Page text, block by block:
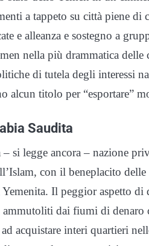
a tappeto su città piene
e alleanza e sostegno a
nella più drammatica
di tutela degli interessi
alcun titolo per “esportare”
Saudita
– si legge ancora – nazione
con il beneplacito
Il peggior aspetto di
ammutoliti dai fiumi di
acquistare interi quartieri